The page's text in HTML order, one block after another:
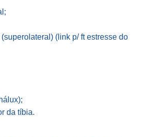
(link p/ ft estresse do
da tíbia.